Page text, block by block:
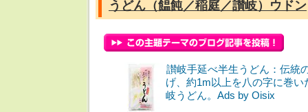
うどん（饂飩／稲庭／讃岐）ウドン
讃岐手延べ半生うどん：伝統
げ、約1m以上を八の字に巻
岐うどん。Ads by Oisix